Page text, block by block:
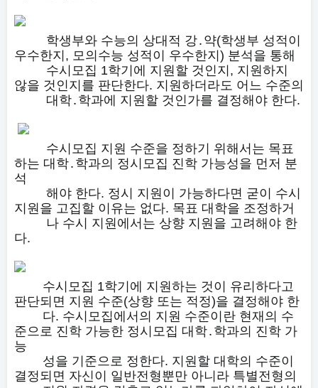
학생부와 수능의 상대적 강․약(학생부 성적이
우수한지, 모의수능 성적이 우수한지) 분석을 통해
수시모집 1학기에 지원할 것인지, 지원하지
않을 것인지를 판단한다. 지원하더라도 어느 수준의
대학․학과에 지원할 것인가를 결정해야 한다.
수시모집 지원 수준을 정하기 위해서는 목표
하는 대학․학과의 정시모집 진학 가능성을 먼저 분
석
해야 한다. 정시 지원이 가능하다면 굳이 수시
지원을 고집할 이유는 없다. 목표 대학을 조정하거
나 수시 지원에서는 상향 지원을 고려해야 한
다.
수시모집 1학기에 지원하는 것이 유리하다고
판단되면 지원 수준(상향 또는 적정)을 결정해야 한
다. 수시모집에서의 지원 수준이란 현재의 수
준으로 진학 가능한 정시모집 대학․학과의 진학 가
능
성을 기준으로 정한다. 지원할 대학의 수준이
결정되면 자신이 일반전형뿐만 아니라 특별전형의